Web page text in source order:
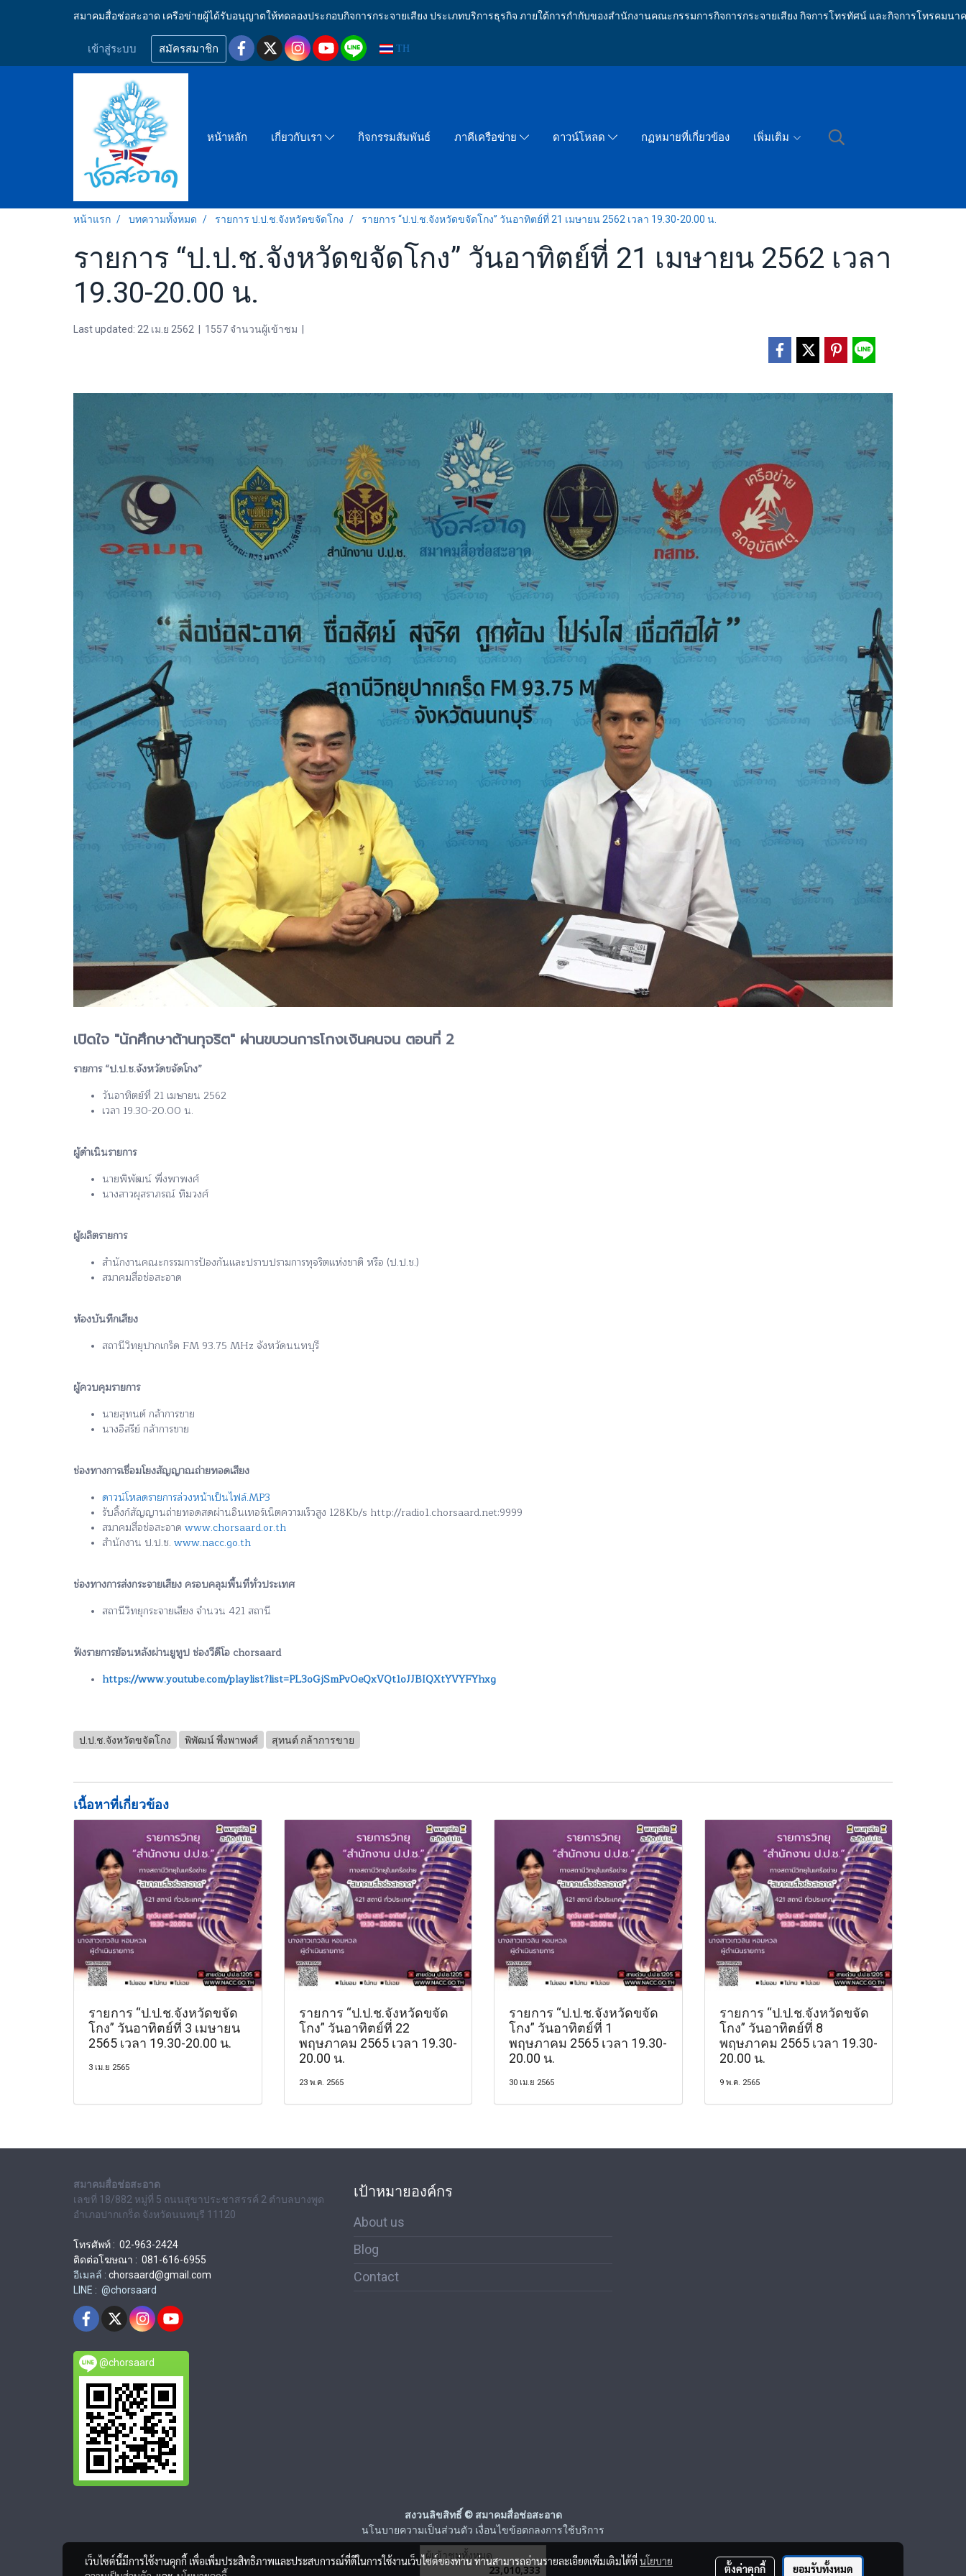
สมาคมสื่อช่อสะอาด เครือข่ายผู้ได้รับอนุญาตให้ทดลองประกอบกิจการกระจายเสียง ประเภทบริการธุรกิจ ภายใต้การกำกับของสำนักงานคณะกรรมการกิจการกระจายเสียง กิจการโทรทัศน์ และกิจการโทรคมนา
เข้าสู่ระบบ สมัครสมาชิก TH
หน้าหลัก เกี่ยวกับเรา กิจกรรมสัมพันธ์ ภาคีเครือข่าย ดาวน์โหลด กฏหมายที่เกี่ยวข้อง เพิ่มเติม
หน้าแรก บทความทั้งหมด รายการ ป.ป.ช.จังหวัดขจัดโกง รายการ “ป.ป.ช.จังหวัดขจัดโกง” วันอาทิตย์ที่ 21 เมษายน 2562 เวลา 19.30-20.00 น.
รายการ “ป.ป.ช.จังหวัดขจัดโกง” วันอาทิตย์ที่ 21 เมษายน 2562 เวลา
19.30-20.00 น.
Last updated: 22 เม.ย 2562 1557 จำนวนผู้เข้าชม
เปิดใจ "นักศึกษาต้านทุจริต" ผ่านขบวนการโกงเงินคนจน ตอนที่ 2
รายการ “ป.ป.ช.จังหวัดขจัดโกง”
วันอาทิตย์ที่ 21 เมษายน 2562
เวลา 19.30-20.00 น.
ผู้ดำเนินรายการ
นายพิพัฒน์ พึ่งพาพงศ์
นางสาวผุสราภรณ์ ทิมวงศ์
ผู้ผลิตรายการ
สำนักงานคณะกรรมการป้องกันและปราบปรามการทุจริตแห่งชาติ หรือ (ป.ป.ช.)
สมาคมสื่อช่อสะอาด
ห้องบันทึกเสียง
สถานีวิทยุปากเกร็ด FM 93.75 MHz จังหวัดนนทบุรี
ผู้ควบคุมรายการ
นายสุทนต์ กล้าการขาย
นางอิสรีย์ กล้าการขาย
ช่องทางการเชื่อมโยงสัญญาณถ่ายทอดเสียง
ดาวน์โหลดรายการล่วงหน้าเป็นไฟล์.MP3
รับลิ้งก์สัญญานถ่ายทอดสดผ่านอินเทอร์เน็ตความเร็วสูง 128Kb/s http://radio1.chorsaard.net:9999
สมาคมสื่อช่อสะอาด www.chorsaard.or.th
สำนักงาน ป.ป.ช. www.nacc.go.th
ช่องทางการส่งกระจายเสียง ครอบคลุมพื้นที่ทั่วประเทศ
สถานีวิทยุกระจายเสียง จำนวน 421 สถานี
ฟังรายการย้อนหลังผ่านยูทูป ช่องวีดีโอ chorsaard
https://www.youtube.com/playlist?list=PL3oGjSmPvOeQxVQt1oJJBIQXtYVYFYhxg
ป.ป.ช.จังหวัดขจัดโกง พิพัฒน์ พึ่งพาพงศ์ สุทนต์ กล้าการขาย
เนื้อหาที่เกี่ยวข้อง
รายการ “ป.ป.ช.จังหวัดขจัด
โกง” วันอาทิตย์ที่ 3 เมษายน
2565 เวลา 19.30-20.00 น.
3 เม.ย 2565
รายการ “ป.ป.ช.จังหวัดขจัด
โกง” วันอาทิตย์ที่ 22
พฤษภาคม 2565 เวลา 19.30-
20.00 น.
23 พ.ค. 2565
รายการ “ป.ป.ช.จังหวัดขจัด
โกง” วันอาทิตย์ที่ 1
พฤษภาคม 2565 เวลา 19.30-
20.00 น.
30 เม.ย 2565
รายการ “ป.ป.ช.จังหวัดขจัด
โกง” วันอาทิตย์ที่ 8
พฤษภาคม 2565 เวลา 19.30-
20.00 น.
9 พ.ค. 2565
สมาคมสื่อช่อสะอาด
เลขที่ 18/882 หมู่ที่ 5 ถนนสุขาประชาสรรค์ 2 ตำบลบางพูด
อำเภอปากเกร็ด จังหวัดนนทบุรี 11120
โทรศัพท์ : 02-963-2424
ติดต่อโฆษณา : 081-616-6955
อีเมลล์ : chorsaard@gmail.com
LINE : @chorsaard
@chorsaard
เป้าหมายองค์กร
About us
Blog
Contact
สงวนลิขสิทธิ์ © สมาคมสื่อช่อสะอาด
นโนบายความเป็นส่วนตัว เงื่อนไขข้อตกลงการใช้บริการ
ผู้เข้าชมวันนี้ 4,549
เว็บไซต์นี้มีการใช้งานคุกกี้ เพื่อเพิ่มประสิทธิภาพและประสบการณ์ที่ดีในการใช้งานเว็บไซต์ของท่าน ท่านสามารถอ่านรายละเอียดเพิ่มเติมได้ที่นโยบาย
ตั้งค่าคุกกี้ ยอมรับทั้งหมด